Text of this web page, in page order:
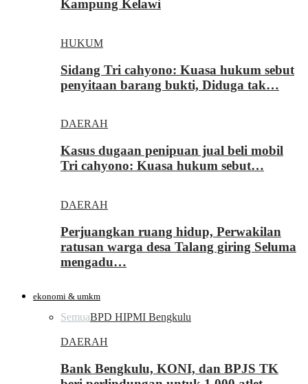
Kampung Kelawi
HUKUM
Sidang Tri cahyono: Kuasa hukum sebut
penyitaan barang bukti, Diduga tak…
DAERAH
Kasus dugaan penipuan jual beli mobil
Tri cahyono: Kuasa hukum sebut…
DAERAH
Perjuangkan ruang hidup, Perwakilan
ratusan warga desa Talang giring Seluma
mengadu…
ekonomi & umkm
SemuaBPD HIPMI Bengkulu
DAERAH
Bank Bengkulu, KONI, dan BPJS TK